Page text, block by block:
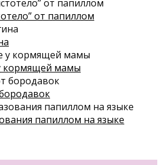
от папиллом
кормящей мамы
папиллом на языке